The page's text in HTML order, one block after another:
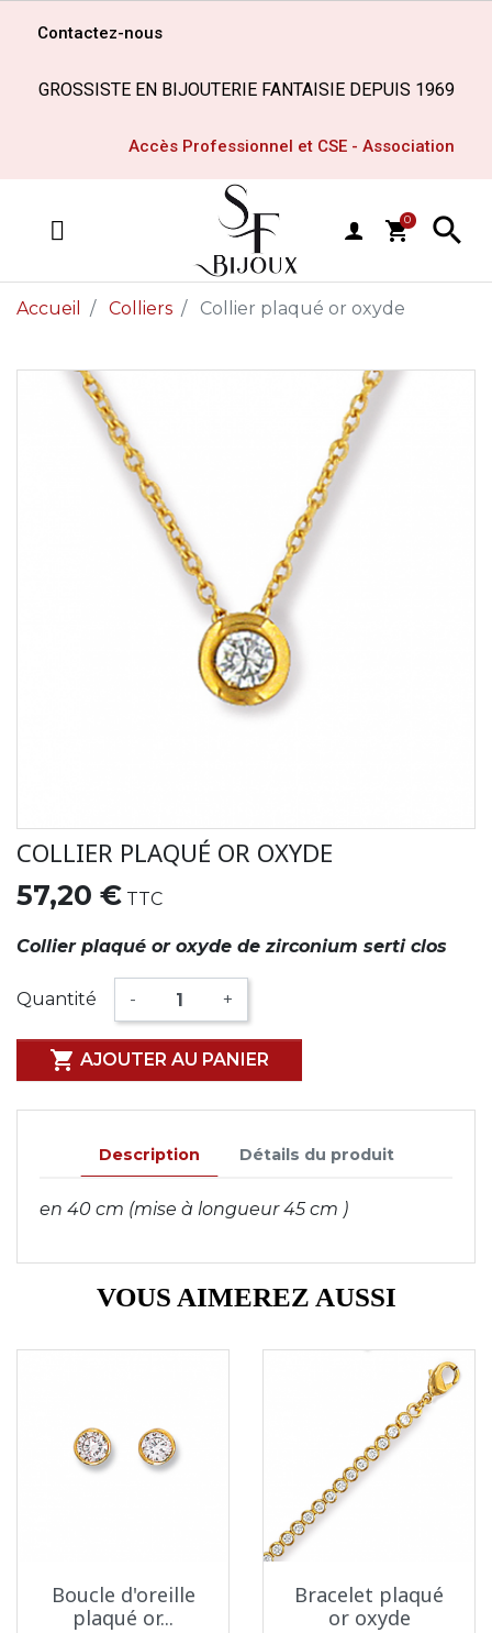
Contactez-nous
GROSSISTE EN BIJOUTERIE FANTAISIE DEPUIS 1969
Accès Professionnel et CSE - Association
shopping_cart
0 
Accueil Colliers Collier plaqué or oxyde
COLLIER PLAQUÉ OR OXYDE
57,20 € TTC
Collier plaqué or oxyde de zirconium serti clos
Quantité - +
 AJOUTER AU PANIER
Description Détails du produit
en 40 cm (mise à longueur 45 cm )
VOUS AIMEREZ AUSSI
Boucle d'oreille
plaqué or...
Bracelet plaqué
or oxyde